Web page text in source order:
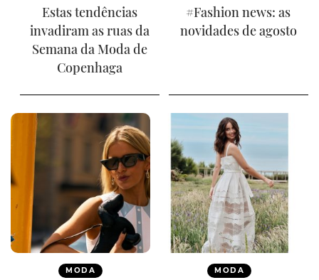
Estas tendências
invadiram as ruas da
Semana da Moda de
Copenhaga
#Fashion news: as
novidades de agosto
MODA MODA